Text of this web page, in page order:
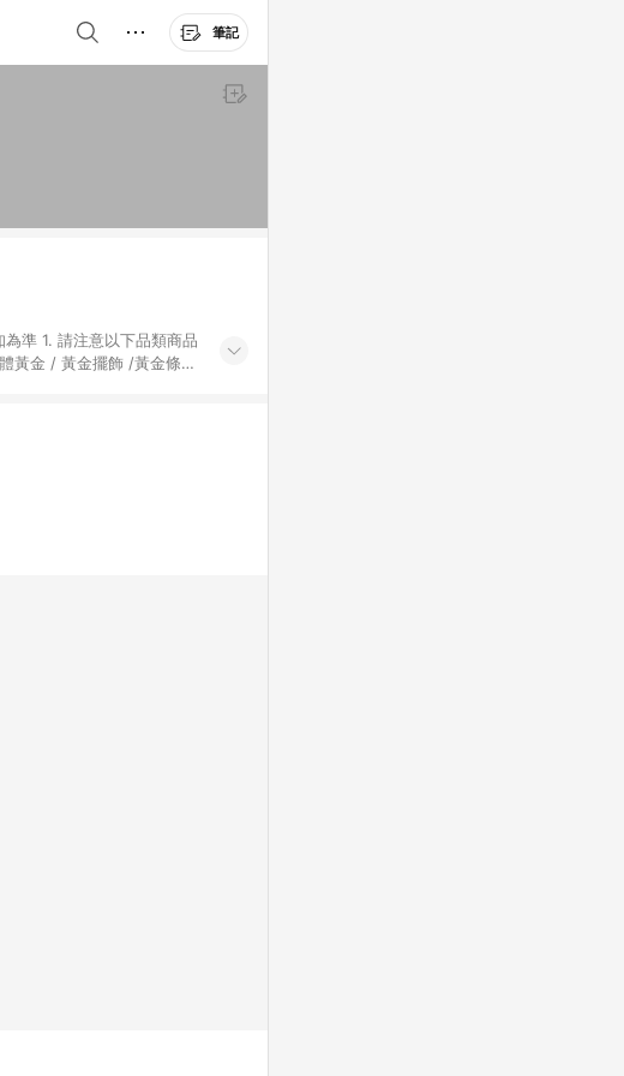
筆記
商品
黃金 / 黃金擺飾 /黃金條
(指定活動店家除外) 3. 訂